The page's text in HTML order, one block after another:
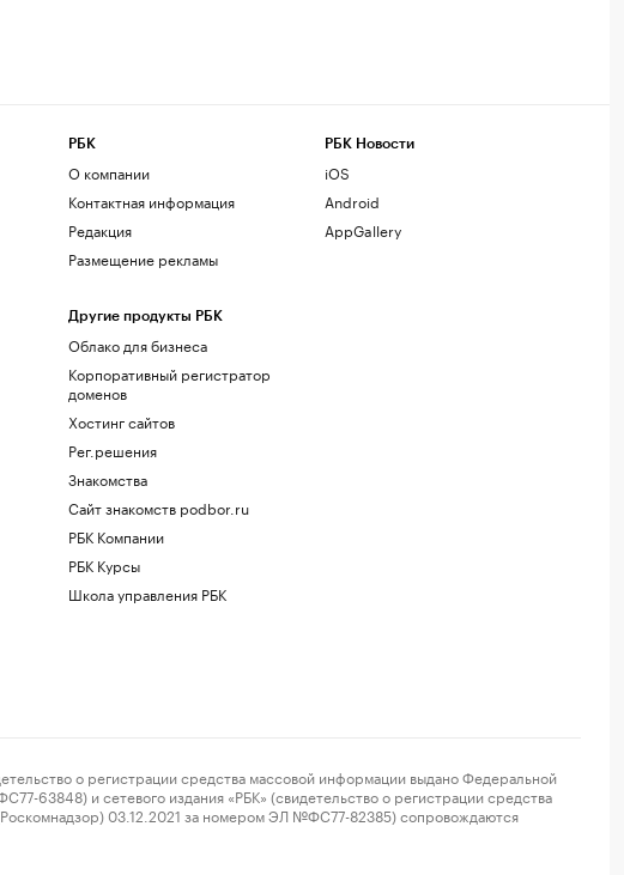
РБК
О компании
Контактная информация
Редакция
Размещение рекламы
Другие продукты РБК
Облако для бизнеса
Корпоративный регистратор
доменов
Хостинг сайтов
Рег.решения
Знакомства
Сайт знакомств podbor.ru
РБК Компании
РБК Курсы
Школа управления РБК
РБК Новости
iOS
Android
AppGallery
о регистрации средства массовой информации выдано Федеральной
63848) и сетевого издания «РБК» (свидетельство о регистрации средства
03.12.2021 за номером ЭЛ №ФС77-82385) сопровождаются